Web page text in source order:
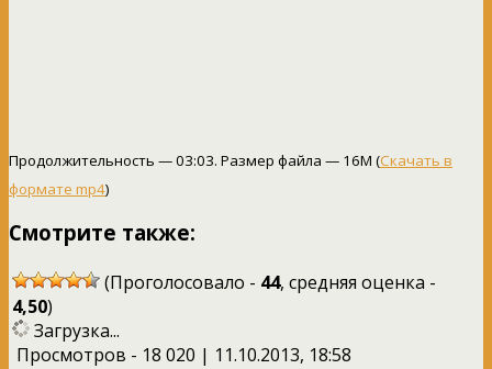
Продолжительность — 03:03. Размер файла — 16M (Скачать в
формате mp4)
Смотрите также:
(Проголосовало - 44, средняя оценка -
4,50)
Загрузка...
Просмотров - 18 020 | 11.10.2013, 18:58